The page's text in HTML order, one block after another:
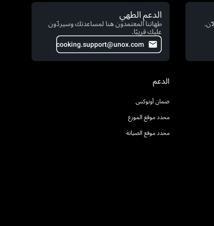
الدعم الطهي
طهاتنا المعتمدون هنا لمساعدتك وسيردّون
عليك قريبًا.
cooking.support@unox.com
الدعم
ضمان أونوكس
محدد موقع الموزع
محدد موقع الصيانة